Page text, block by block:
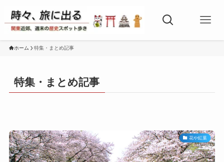
ホーム 特集・まとめ記事
特集・まとめ記事
花や紅葉